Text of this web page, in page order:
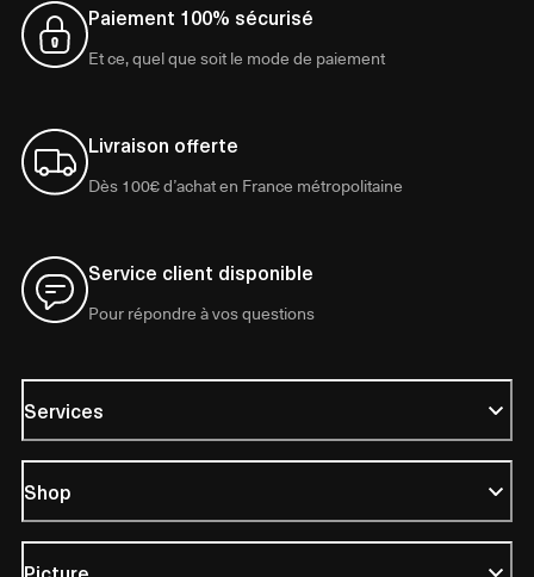
Paiement 100% sécurisé
Et ce, quel que soit le mode de paiement
Livraison offerte
Dès 100€ d’achat en France métropolitaine
Service client disponible
Pour répondre à vos questions
Services
Shop